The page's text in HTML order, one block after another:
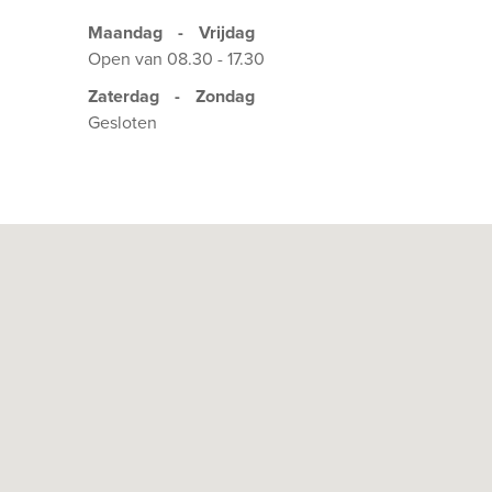
Apeldoorn, in een huis dat historie, luxe en comfort
van harte uit om de unieke sfeer zelf te komen
Maandag -
Vrijdag
Open van 08.30 - 17.30
Zaterdag
-
Zondag
Gesloten